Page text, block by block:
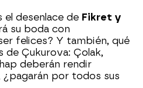
el desenlace de Fikret y
su boda con
felices? Y también, qué
de Çukurova: Çolak,
deberán rendir
¿pagarán por todos sus